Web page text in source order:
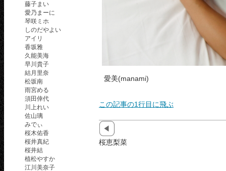
藤子まい
愛乃まーに
琴咲ミホ
しのだやよい
アイリ
香坂雅
久能美海
早川貴子
結月里奈
松坂南
雨宮める
須田倖代
川上れい
佐山璃
みでぃ
桜木佑香
桜井真紀
桜井結
植松やすか
江川美奈子
愛美(manami)
この記事の1行目に飛ぶ
桜恵梨菜